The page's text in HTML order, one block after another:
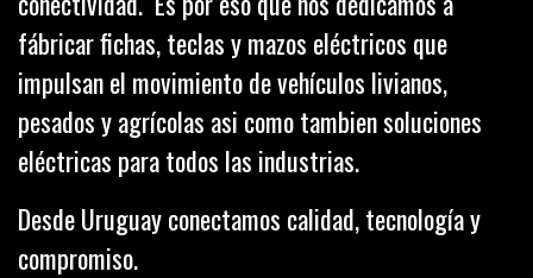
fábricar fichas, teclas y mazos eléctricos que
impulsan el movimiento de vehículos livianos,
pesados y agrícolas asi como tambien soluciones
eléctricas para todos las industrias.
Desde Uruguay conectamos calidad, tecnología y
compromiso.